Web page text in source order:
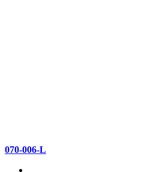
070-006-L